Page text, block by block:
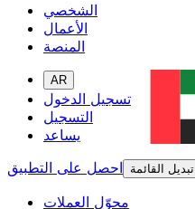
الشخصي
الأعمال
المنصة
AR
تسجيل الدخول
التسجيل
يساعد
احصل على التطبيق
تبديل القائمة
محوّل العملات